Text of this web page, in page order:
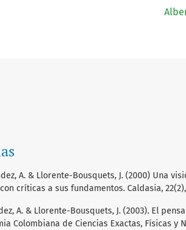
A. & Llorente-Bousquets, J. (2000) Una
críticas a sus fundamentos. Caldasia, 22(2),
A. & Llorente-Bousquets, J. (2003). El
Colombiana de Ciencias Exactas, Físicas y